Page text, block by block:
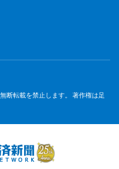
断転載を禁止します。 著作権は足